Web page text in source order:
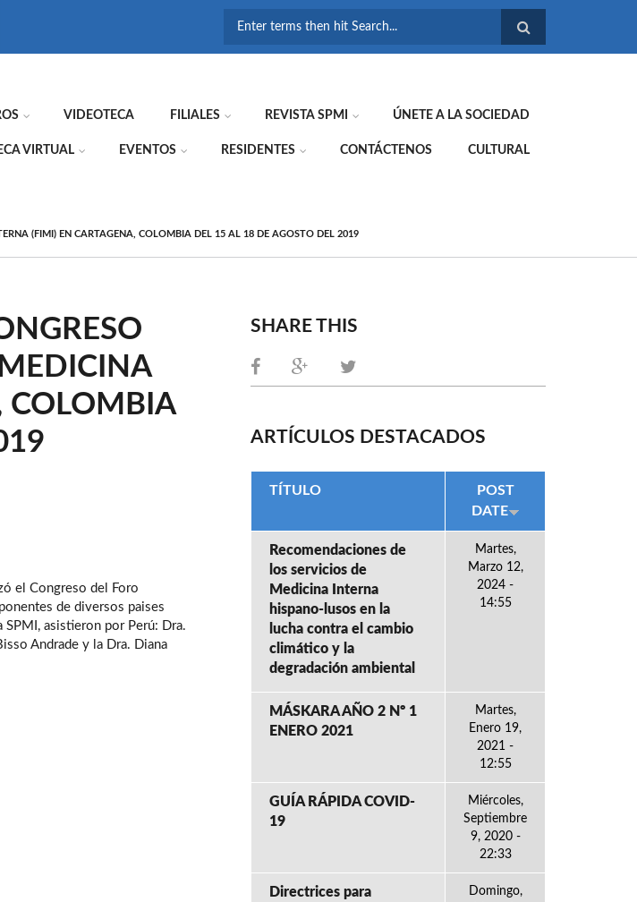
VIDEOTECA FILIALES REVISTA SPMI ÚNETE A LA SOCIEDAD
VIRTUAL EVENTOS RESIDENTES CONTÁCTENOS CULTURAL
(FIMI) EN CARTAGENA, COLOMBIA DEL 15 AL 18 DE AGOSTO DEL 2019
COLOMBIA
el Congreso del Foro
de diversos paises
asistieron por Perú: Dra.
Andrade y la Dra. Diana
SHARE THIS
ARTÍCULOS DESTACADOS
TÍTULO
POST
DATE
Recomendaciones de
los servicios de
Medicina Interna
hispano-lusos en la
lucha contra el cambio
climático y la
degradación ambiental
Martes,
Marzo 12,
2024 -
14:55
MÁSKARA AÑO 2 Nº 1
ENERO 2021
Martes,
Enero 19,
2021 -
12:55
GUÍA RÁPIDA COVID-
19
Miércoles,
Septiembre
9, 2020 -
22:33
Directrices para
Domingo,